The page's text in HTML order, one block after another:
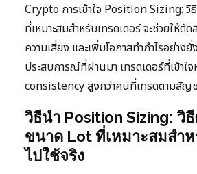
Crypto การเข้าใจ Position Sizing:
ที่เหมาะสมสำหรับเทรดเดอร์ จะช่วยให้ตั
ความเสี่ยง และเพิ่มโอกาสทำกำไรอย่าง
ประสบการณ์ที่ผ่านมา เทรดเดอร์ที่เข้าใ
consistency สูงกว่าคนที่เทรดตามสั
วิธีนำ Position Sizing: วิ
ขนาด Lot ที่เหมาะสมสำห
ไปใช้จริง